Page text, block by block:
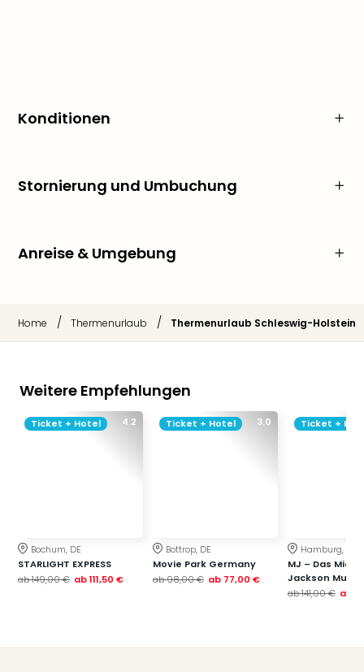
Konditionen
Stornierung und Umbuchung
Anreise & Umgebung
Home / Thermenurlaub / Thermenurlaub Schleswig-Holstein
Weitere Empfehlungen
4.2
Ticket + Hotel
Bochum, DE
STARLIGHT EXPRESS
ab149,00 € ab111,50 €
3.0
Ticket + Hotel
Bottrop, DE
Movie Park Germany
ab98,00 € ab 77,00 €
Ticket +
Hamburg, DE
MJ – Das
Jackson
ab141,00 € ab